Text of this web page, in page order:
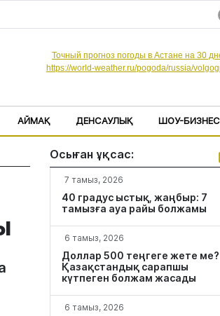
Точный прогноз погоды в Астане на 30
https://world-weather.ru/pogoda/russia/
АЙМАҚ ДЕНСАУЛЫҚ ШОУ-БИЗНЕС
Осыған ұқсас:
7 тамыз, 2026
40 градус ыстық, жаңбыр: 7
тамызға ауа райы болжамы
6 тамыз, 2026
Доллар 500 теңгеге жете ме?
Қазақстандық сарапшы
күтпеген болжам жасады
6 тамыз, 2026